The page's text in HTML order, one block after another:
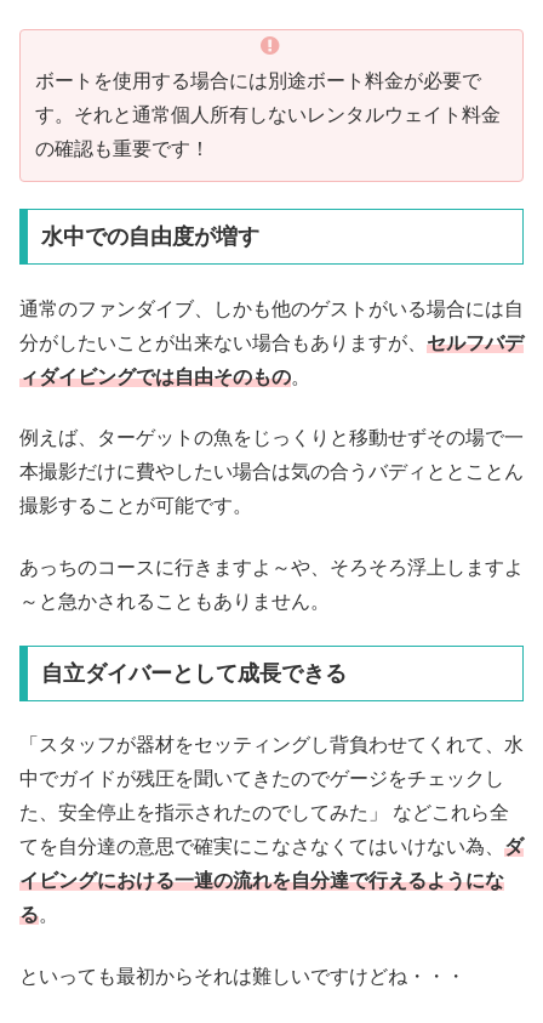
ボートを使用する場合には別途ボート料金が必要で
す。それと通常個人所有しないレンタルウェイト料金
の確認も重要です！
水中での自由度が増す
通常のファンダイブ、しかも他のゲストがいる場合には自
分がしたいことが出来ない場合もありますが、 セルフバデ
ィダイビングでは自由そのもの。
例えば、ターゲットの魚をじっくりと移動せずその場で一
本撮影だけに費やしたい場合は気の合うバディととことん
撮影することが可能です。
あっちのコースに行きますよ～や、そろそろ浮上しますよ
～と急かされることもありません。
自立ダイバーとして成長できる
「スタッフが器材をセッティングし背負わせてくれて、水
中でガイドが残圧を聞いてきたのでゲージをチェックし
た、安全停止を指示されたのでしてみた」 などこれら全
てを自分達の意思で確実にこなさなくてはいけない為、 ダ
イビングにおける一連の流れを自分達で行えるようにな
る。
といっても最初からそれは難しいですけどね・・・